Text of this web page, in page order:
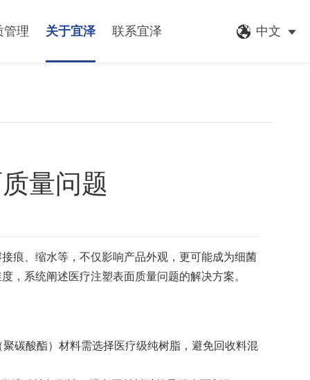
管理 关于宜泽 联系宜泽 中文
量问题
痕、缩水等，不仅影响产品外观，更可能成为细菌
，系统阐述医疗注塑表面质量问题的解决方案。
碳酸酯）材料需选择医疗级纯树脂，避免回收料混